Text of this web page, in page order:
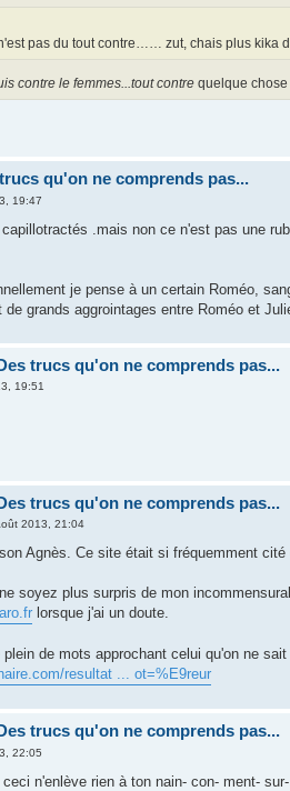
pas du tout contre…… zut, chais plus kika
contre le femmes...tout contre quelque chose
qu'on ne comprends pas...
19:47
.mais non ce n'est pas une
je pense à un certain Roméo,
grands aggrointages entre Roméo et
trucs qu'on ne comprends pas...
19:51
trucs qu'on ne comprends pas...
2013, 21:04
Agnès. Ce site était si fréquemment
soyez plus surpris de mon
lorsque j'ai un doute.
de mots approchant celui qu'on ne
resultat ... ot=%E9reur
trucs qu'on ne comprends pas...
22:05
n'enlève rien à ton nain- con- ment-